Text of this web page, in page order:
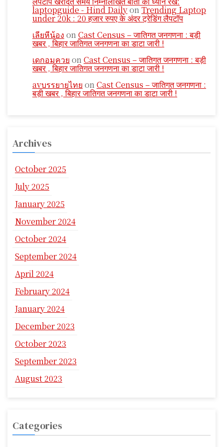
laptopguide - Hind DailyonTrending Laptop
under 20k : 20 हजार रुपए के अंदर ट्रेडिंग लैपटॉप
เลียหีน้อง onCast Census – जातिगत जनगणना : बड़ी
खबर , बिहार जातिगत जनगणना का डाटा जारी !
เดกอมควย onCast Census – जातिगत जनगणना : बड़ी
खबर , बिहार जातिगत जनगणना का डाटा जारी !
avบรรยายไทย onCast Census – जातिगत जनगणना :
बड़ी खबर , बिहार जातिगत जनगणना का डाटा जारी !
Archives
October 2025
July 2025
January 2025
November 2024
October 2024
September 2024
April 2024
February 2024
January 2024
December 2023
October 2023
September 2023
August 2023
Categories